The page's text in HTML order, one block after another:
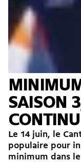
SAISON
Le 14 juin, le
populaire pour
minimum dans